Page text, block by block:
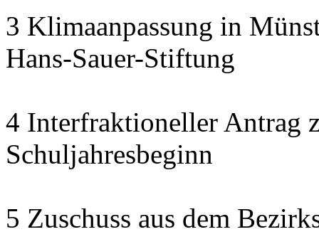
3 Klimaanpassung in
Hans-Sauer-Stiftung
4 Interfraktioneller Antrag
Schuljahresbeginn
5 Zuschuss aus dem